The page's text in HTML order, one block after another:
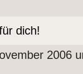
dich!
2006